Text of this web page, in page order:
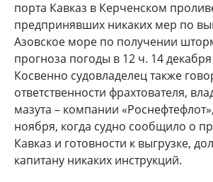
порта Кавказ в Керченском
предпринявших никаких мер по
Азовское море по получении
прогноза погоды в 12 ч. 14 декабря
Косвенно судовладелец также
ответственности фрахтователя,
мазута – компании
ноября, когда судно сообщило о
Кавказ и готовности к выгрузке,
капитану никаких инструкций.